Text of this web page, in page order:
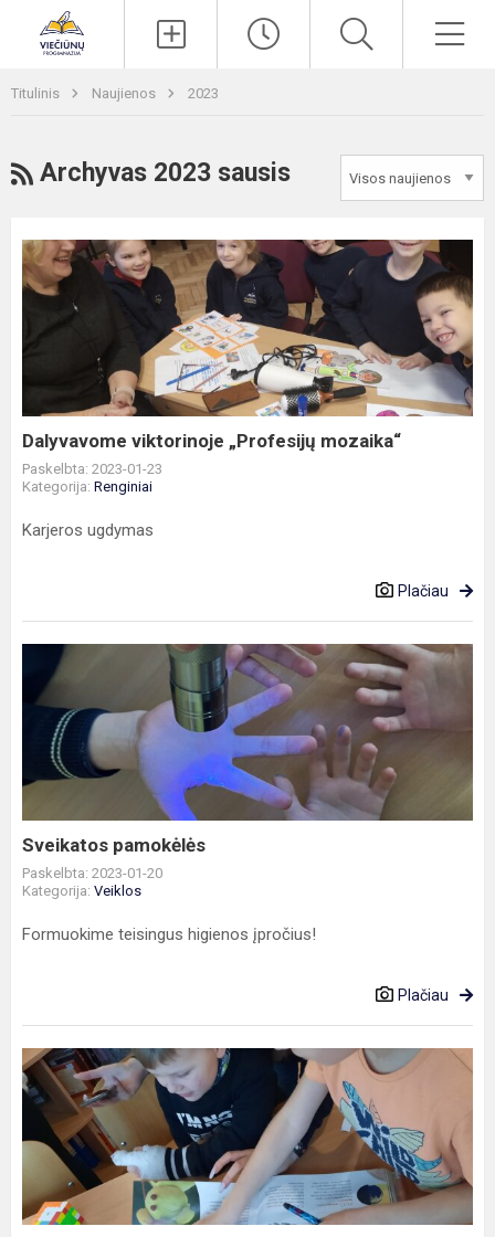
Titulinis Naujienos 2023
RSS
Archyvas 2023 sausis
Dalyvavome
viktorinoje
„Profesijų
mozaika“
Dalyvavome viktorinoje „Profesijų mozaika“
Paskelbta: 2023-01-23
Kategorija: Renginiai
Karjeros ugdymas
Plačiau
Sveikatos
pamokėlės
Sveikatos pamokėlės
Paskelbta: 2023-01-20
Kategorija: Veiklos
Formuokime teisingus higienos įpročius!
Plačiau
Pirmokai
gavo
mokyklos
bibliotekos
skaitytojo
kortelę